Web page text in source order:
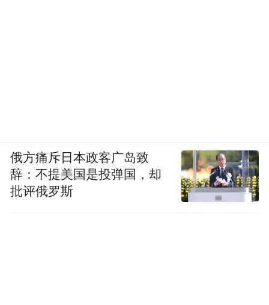
俄方痛斥日本政客广岛致
辞：不提美国是投弹国，却
批评俄罗斯